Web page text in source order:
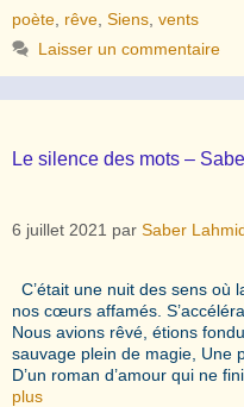
poète rêve Siens vents
Laisser un commentaire
Le silence des mots –
6 juillet 2021 par Saber
C’était une nuit des sens où
nos cœurs affamés.
Nous avions rêvé, étions
sauvage plein de magie, Une
D’un roman d’amour qui ne
plus